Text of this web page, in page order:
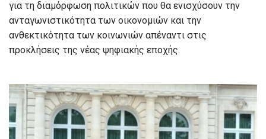
για τη διαμόρφωση πολιτικών που θα ενισχύσουν την
ανταγωνιστικότητα των οικονομιών και την
ανθεκτικότητα των κοινωνιών απέναντι στις
προκλήσεις της νέας ψηφιακής εποχής.